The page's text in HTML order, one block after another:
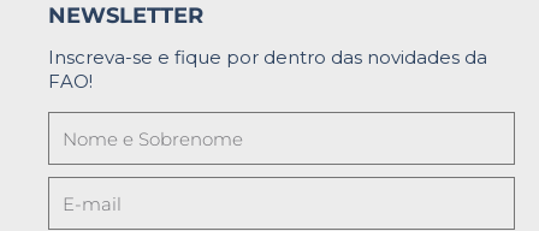
NEWSLETTER
Inscreva-se e fique por dentro das novidades da
FAO!